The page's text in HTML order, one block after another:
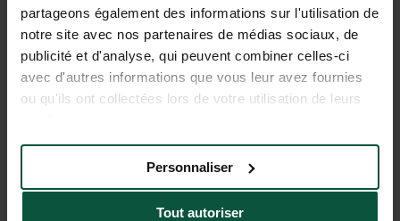
partageons également des informations sur l'utilisation de
notre site avec nos partenaires de médias sociaux, de
publicité et d'analyse, qui peuvent combiner celles-ci
avec d'autres informations que vous leur avez fournies
ou qu'ils ont collectées lors de votre utilisation de leurs
Tout autoriser
Personnaliser